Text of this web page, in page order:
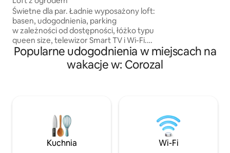
Świetne dla par. Ładnie wyposażony loft:
basen, udogodnienia, parking
w zależności od dostępności, łóżko typu
queen size, telewizor Smart TV i Wi-Fi.
Idealnie. W przypadku pobytów
dłuższych niż 3 noce oferujemy
bezpłatną usługę prania.
od lotniska i Tren Maya oraz tylko
30 minut od Bacalar. Przy sąsiednim
bloku znajduje się park, w którym
możesz poćwiczyć i zjeść najlepsze hot
podziwiaj morze.
Popularne udogodnienia w miejscach na
wakacje w: Corozal
Kuchnia Wi-Fi